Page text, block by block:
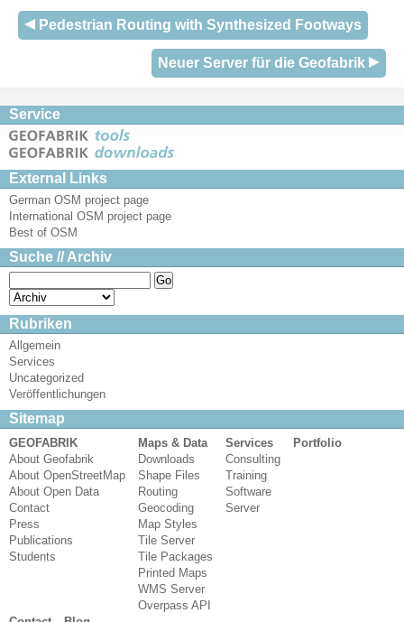
Pedestrian Routing with Synthesized Footways
Neuer Server für die Geofabrik
Service
External Links
German OSM project page
International OSM project page
Best of OSM
Suche // Archiv
Rubriken
Allgemein
Services
Uncategorized
Veröffentlichungen
Sitemap
GEOFABRIK
About Geofabrik
About OpenStreetMap
About Open Data
Contact
Press
Publications
Students
Maps & Data
Downloads
Shape Files
Routing
Geocoding
Map Styles
Tile Server
Tile Packages
Printed Maps
WMS Server
Overpass API
Services
Consulting
Training
Software
Server
Portfolio